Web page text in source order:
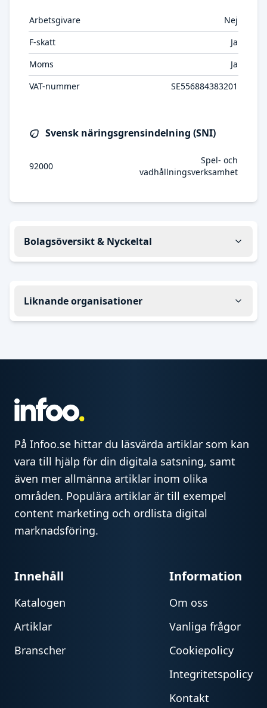
Arbetsgivare
Nej
F-skatt
Ja
Moms
Ja
VAT-nummer
SE556884383201
Svensk näringsgrensindelning (SNI)
92000
Spel- och
vadhållningsverksamhet
Bolagsöversikt & Nyckeltal
Liknande organisationer
På Infoo.se hittar du läsvärda artiklar som kan
vara till hjälp för din digitala satsning, samt
även mer allmänna artiklar inom olika
områden. Populära artiklar är till exempel
content marketing och ordlista digital
marknadsföring.
Innehåll
Katalogen
Artiklar
Branscher
Information
Om oss
Vanliga frågor
Cookiepolicy
Integritetspolicy
Kontakt